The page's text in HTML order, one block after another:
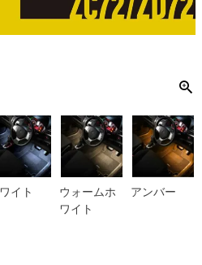
イト
ウォームホ
ワイト
アンバー